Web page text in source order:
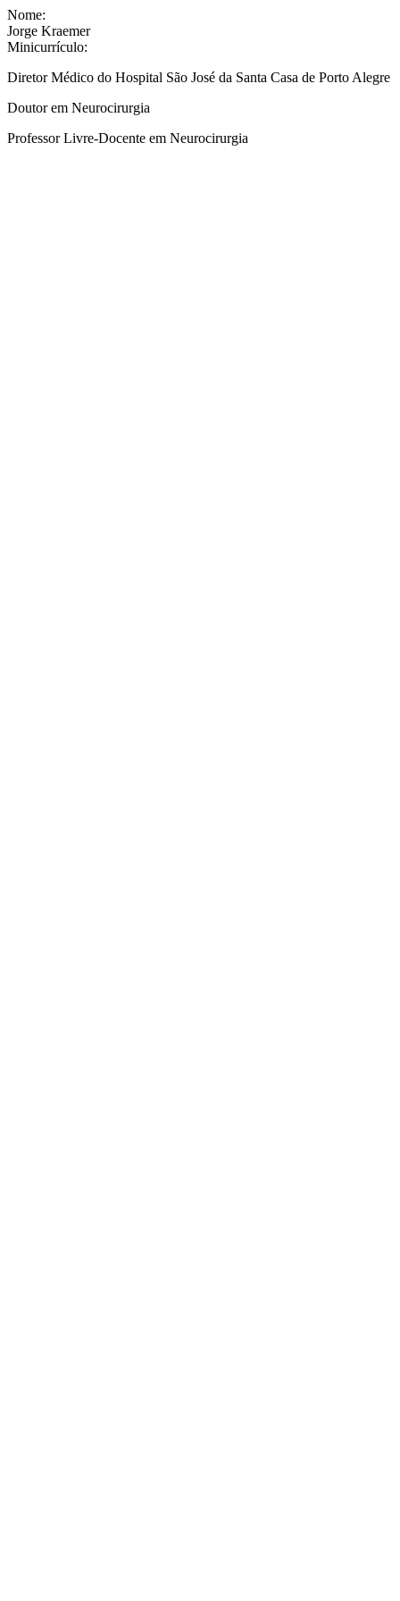
Nome:
Jorge Kraemer
Minicurrículo:
Diretor Médico do Hospital São José da Santa Casa de Porto Alegre
Doutor em Neurocirurgia
Professor Livre-Docente em Neurocirurgia